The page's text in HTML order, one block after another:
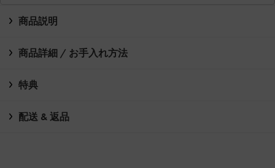
商品説明
商品詳細 / お手入れ方法
特典
配送 & 返品